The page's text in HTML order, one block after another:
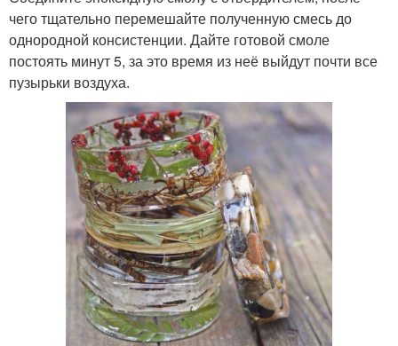
чего тщательно перемешайте полученную смесь до
однородной консистенции. Дайте готовой смоле
постоять минут 5, за это время из неё выйдут почти все
пузырьки воздуха.